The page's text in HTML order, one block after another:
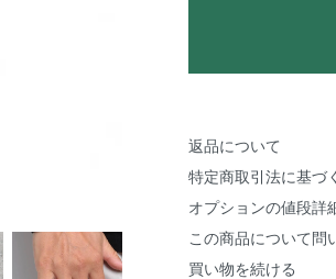
返品について
特定商取引法に基づ
オプションの値段詳
この商品について問
買い物を続ける